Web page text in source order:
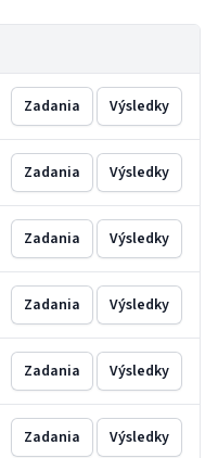
Zadania Výsledky
Zadania Výsledky
Zadania Výsledky
Zadania Výsledky
Zadania Výsledky
Zadania Výsledky